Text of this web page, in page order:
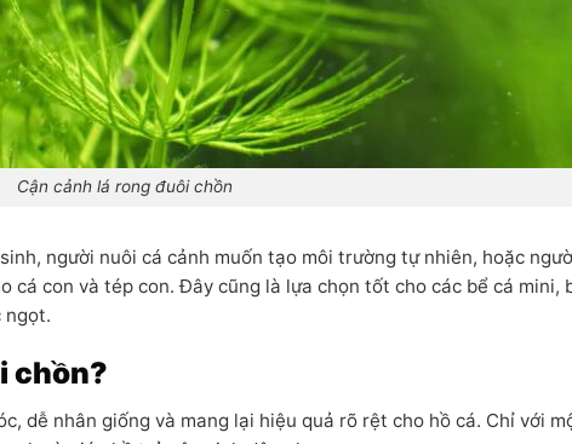
Cận cảnh lá rong đuôi chồn
người nuôi cá cảnh muốn tạo môi trường tự nhiên, hoặc
cá con và tép con. Đây cũng là lựa chọn tốt cho các bể cá mini,
ngọt.
chồn?
dễ nhân giống và mang lại hiệu quả rõ rệt cho hồ cá. Chỉ với